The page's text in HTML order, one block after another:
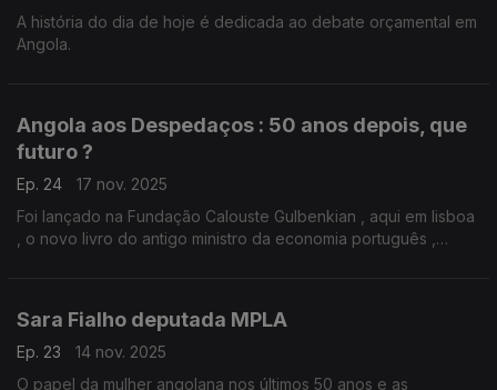
A história do dia de hoje é dedicada ao debate orçamental em
Angola.
Angola aos Despedaços : 50 anos depois, que
futuro ?
Ep. 24
17 nov. 2025
Foi lançado na Fundação Calouste Gulbenkian , aqui em lisboa
Sara Fialho deputada MPLA
Ep. 23
14 nov. 2025
O papel da mulher angolana nos últimos 50 anos e as